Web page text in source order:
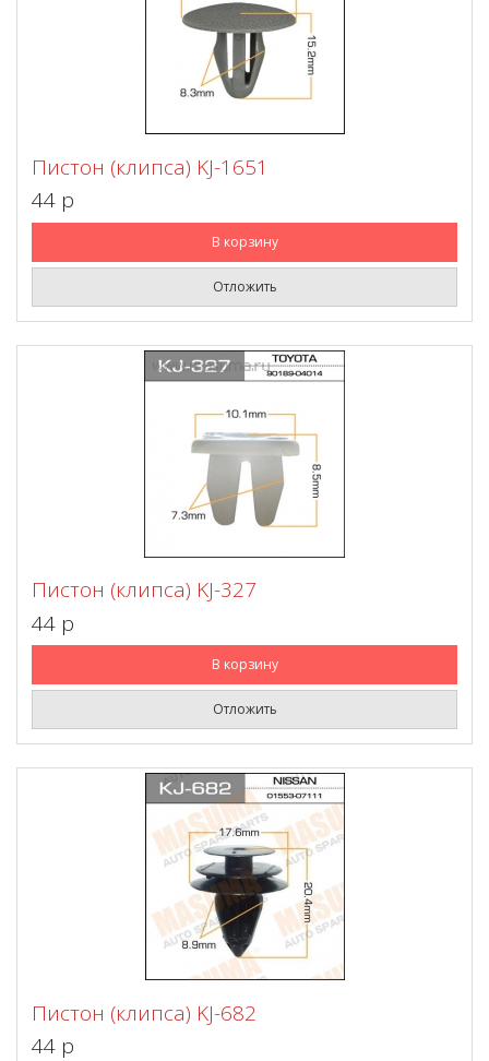
Пистон (клипса) KJ-1651
44 p
В корзину
Отложить
Пистон (клипса) KJ-327
44 p
В корзину
Отложить
Пистон (клипса) KJ-682
44 p